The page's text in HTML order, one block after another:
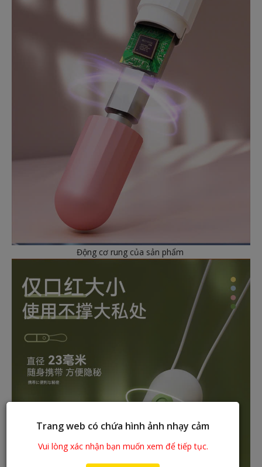
Động cơ rung của sản phẩm
Trang web có chứa hình ảnh nhạy cảm
Vui lòng xác nhận bạn muốn xem để tiếp tục.